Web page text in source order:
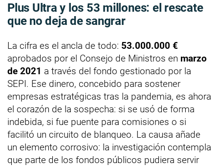
Plus Ultra y los 53 millones: el rescate
que no deja de sangrar
La cifra es el ancla de todo: 53.000.000 €
aprobados por el Consejo de Ministros en marzo
de 2021 a través del fondo gestionado por la
SEPI. Ese dinero, concebido para sostener
empresas estratégicas tras la pandemia, es ahora
el corazón de la sospecha: si se usó de forma
indebida, si fue puente para comisiones o si
facilitó un circuito de blanqueo. La causa añade
un elemento corrosivo: la investigación contempla
que parte de los fondos públicos pudiera servir